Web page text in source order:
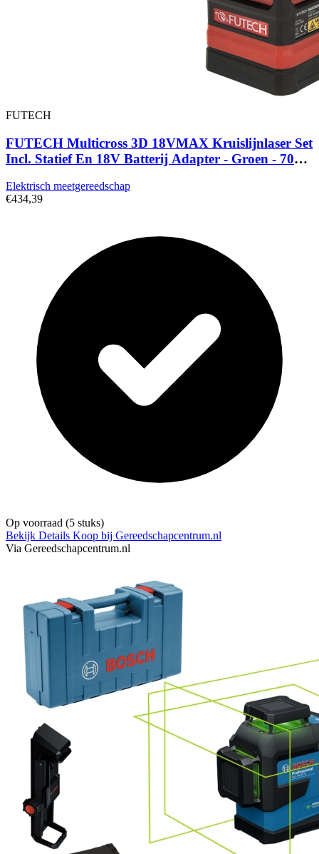
FUTECH
FUTECH Multicross 3D 18VMAX Kruislijnlaser Set
Incl. Statief En 18V Batterij Adapter - Groen - 70m -
Elektrisch meetgereedschap
€434,39
Op voorraad (5 stuks)
Bekijk Details Koop bij Gereedschapcentrum.nl
Via Gereedschapcentrum.nl